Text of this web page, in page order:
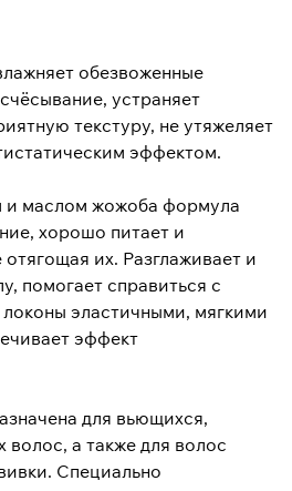
обезвоженные
устраняет
текстуру, не утяжеляет
эффектом.
и маслом жожоба формула
хорошо питает и
их. Разглаживает и
помогает справиться с
эластичными, мягкими
эффект
для вьющихся,
волос, а также для волос
Специально